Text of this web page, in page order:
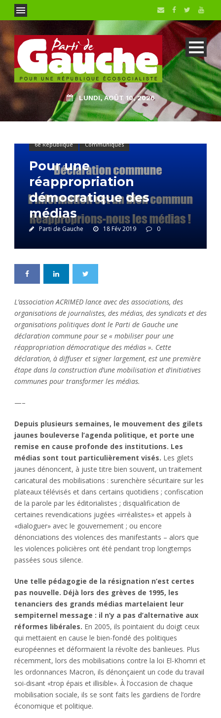
LUNDI, AOÛT 10, 2026
6e République Communiqués
Pour une
réappropriation
démocratique des
médias
Parti de Gauche 18 Fév 2019 0
L’association ACRIMED lance avec des associations, des
organisations de journalistes, des médias, des syndicats et des
organisations politiques dont le Parti de Gauche une
déclaration commune pour se « mobiliser pour une
réappropriation démocratique des médias ». Cette
déclaration, à diffuser et signer largement, est une première
étape dans la construction d’une mobilisation et d’initiatives
communes pour transformer les médias.
—–
Depuis plusieurs semaines, le mouvement des gilets
jaunes bouleverse l’agenda politique, et porte une
remise en cause profonde des institutions. Les
médias sont tout particulièrement visés. Les gilets
jaunes dénoncent, à juste titre bien souvent, un traitement
caricatural des mobilisations : surenchère sécuritaire sur les
plateaux télévisés et dans certains quotidiens ; confiscation
de la parole par les éditorialistes ; disqualification de
certaines revendications jugées «irréalistes» et appels à
«dialoguer» avec le gouvernement ; ou encore
dénonciations des violences des manifestants – alors que
les violences policières ont été pendant trop longtemps
passées sous silence.
Une telle pédagogie de la résignation n’est certes
pas nouvelle. Déjà lors des grèves de 1995, les
tenanciers des grands médias martelaient leur
sempiternel message : il n’y a pas d’alternative aux
réformes libérales. En 2005, ils pointaient du doigt ceux
qui mettaient en cause le bien-fondé des politiques
européennes et déformaient la révolte des banlieues. Plus
récemment, lors des mobilisations contre la loi El-Khomri et
les ordonnances Macron, ils dénonçaient un code du travail
soi-disant «trop épais et illisible». À l’occasion de chaque
mobilisation sociale, ils se sont faits les gardiens de l’ordre
économique et politique.